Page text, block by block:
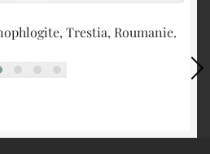
Trestia, Roumanie.